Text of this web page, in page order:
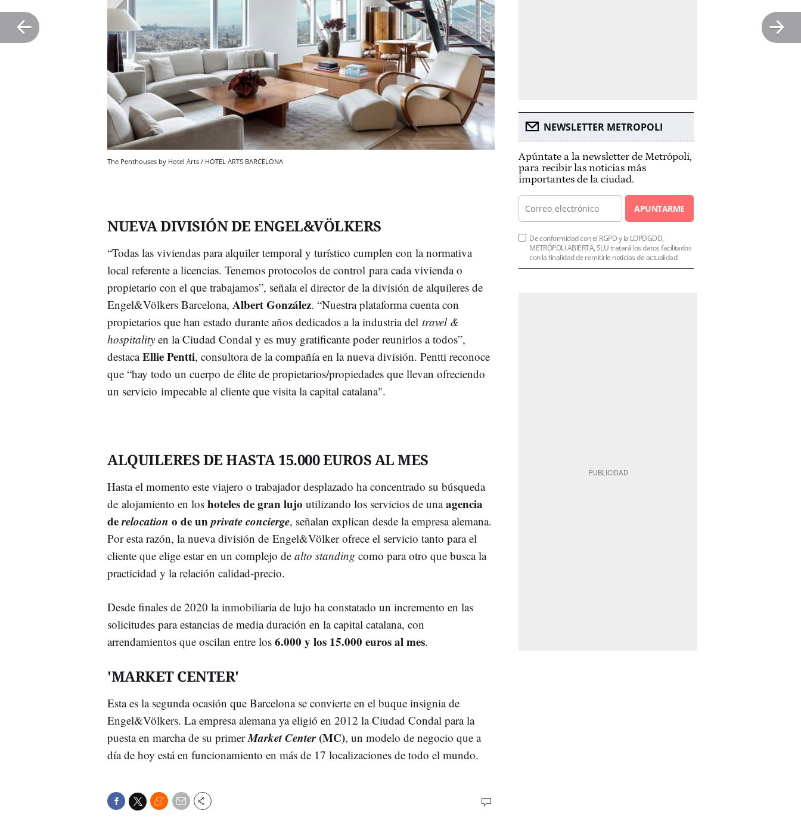
The Penthouses by Hotel Arts / HOTEL ARTS BARCELONA
NUEVA DIVISIÓN DE ENGEL&VÖLKERS
“Todas las viviendas para alquiler temporal y turístico cumplen con la normativa
local referente a licencias. Tenemos protocolos de control para cada vivienda o
propietario con el que trabajamos”, señala el director de la división de alquileres de
Engel&Völkers Barcelona, Albert González. “Nuestra plataforma cuenta con
propietarios que han estado durante años dedicados a la industria del travel &
hospitality en la Ciudad Condal y es muy gratificante poder reunirlos a todos”,
destacaEllie Pentti, consultora de la compañía en la nueva división. Pentti reconoce
que “hay todo un cuerpo de élite de propietarios/propiedades que llevan ofreciendo
un servicio impecable al cliente que visita la capital catalana".
ALQUILERES DE HASTA 15.000 EUROS AL MES
Hasta el momento este viajero o trabajador desplazado ha concentrado su búsqueda
de alojamiento en los hoteles de gran lujo utilizando los servicios de unaagencia
derelocation o de unprivate concierge, señalan explican desde la empresa alemana.
Por esta razón, la nueva división de Engel&Völker ofrece el servicio tanto para el
cliente que elige estar en un complejo de alto standing como para otro que busca la
practicidad y la relación calidad-precio.
Desde finales de 2020 la inmobiliaria de lujo ha constatado un incremento en las
solicitudes para estancias de media duración en la capital catalana, con
arrendamientos que oscilan entre los 6.000 y los 15.000 euros al mes.
'MARKET CENTER'
Esta es la segunda ocasión que Barcelona se convierte en el buque insignia de
Engel&Völkers. La empresa alemana ya eligió en 2012 la Ciudad Condal para la
puesta en marcha de su primer Market Center(MC), un modelo de negocio que a
día de hoy está en funcionamiento en más de 17 localizaciones de todo el mundo.
NEWSLETTER METROPOLI
Apúntate a la newsletter de Metrópoli,
para recibir las noticias más
importantes de la ciudad.
APUNTARME
De conformidad con el RGPD y la LOPDGDD,
METRÓPOLI ABIERTA, SLU tratará los datos facilitados
con la finalidad de remitirle noticias de actualidad.